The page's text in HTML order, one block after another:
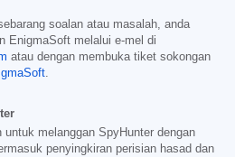
soalan atau masalah, anda
EnigmaSoft melalui e-mel di
atau dengan membuka tiket sokongan
.
melanggan SpyHunter dengan
penyingkiran perisian hasad dan